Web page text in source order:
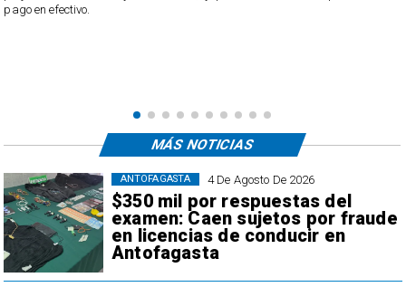
pago en efectivo.
4 De Agosto De 2026
$350 mil por respuestas del
examen: Caen sujetos por fraude
en licencias de conducir en
Antofagasta
ANTOFAGASTA
MÁS NOTICIAS